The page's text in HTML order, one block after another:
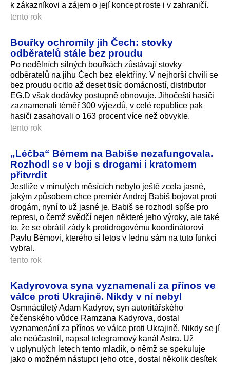
k zákazníkovi a zájem o její koncept roste i v zahraničí.
tento rok
Bouřky ochromily jih Čech: stovky
odběratelů stále bez proudu
Po nedělních silných bouřkách zůstávají stovky
odběratelů na jihu Čech bez elektřiny. V nejhorší chvíli se
bez proudu ocitlo až deset tisíc domácností, distributor
EG.D však dodávky postupně obnovuje. Jihočeští hasiči
zaznamenali téměř 300 výjezdů, v celé republice pak
hasiči zasahovali o 163 procent více než obvykle.
tento rok
„Léčba“ Bémem na Babiše nezafungovala.
Rozhodl se v boji s drogami i kratomem
přitvrdit
Jestliže v minulých měsících nebylo ještě zcela jasné,
jakým způsobem chce premiér Andrej Babiš bojovat proti
drogám, nyní to už jasné je. Babiš se rozhodl spíše pro
represi, o čemž svědčí nejen některé jeho výroky, ale také
to, že se obrátil zády k protidrogovému koordinátorovi
Pavlu Bémovi, kterého si letos v lednu sám na tuto funkci
vybral.
tento rok
Kadyrovova syna vyznamenali za přínos ve
válce proti Ukrajině. Nikdy v ní nebyl
Osmnáctiletý Adam Kadyrov, syn autoritářského
čečenského vůdce Ramzana Kadyrova, dostal
vyznamenání za přínos ve válce proti Ukrajině. Nikdy se jí
ale neúčastnil, napsal telegramový kanál Astra. Už
v uplynulých letech tento mladík, o němž se spekuluje
jako o možném nástupci jeho otce, dostal několik desítek